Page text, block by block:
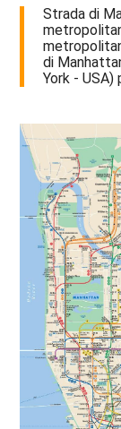
Strada di
di
York - USA)